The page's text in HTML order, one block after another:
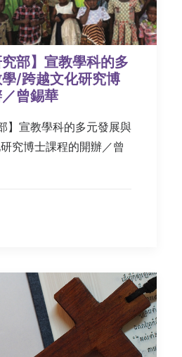
究部】宣教學科的多
/跨越文化研究博
曾錫華
】宣教學科的多元發展與
究博士課程的開辦／曾